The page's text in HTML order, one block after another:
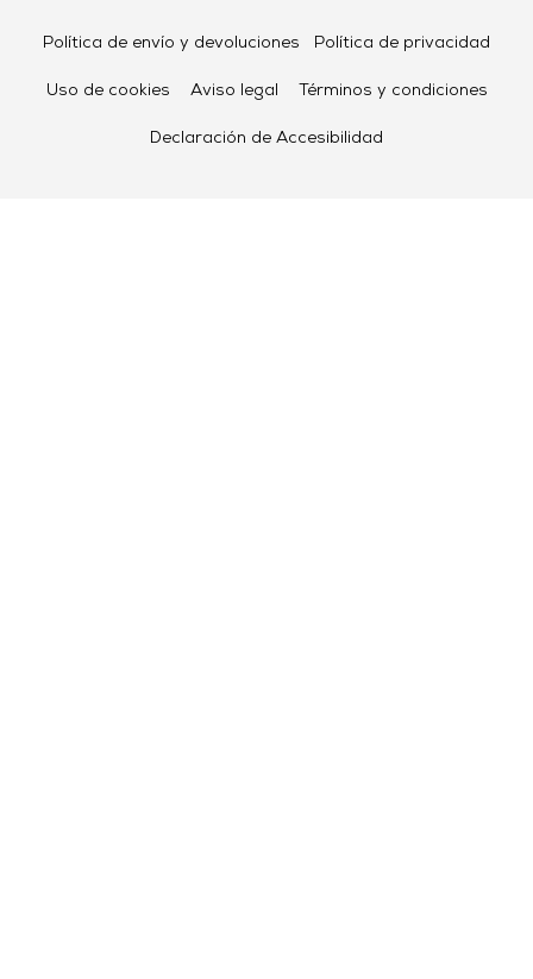
Política de envío y devoluciones Política de privacidad
Uso de cookies Aviso legal Términos y condiciones
Declaración de Accesibilidad